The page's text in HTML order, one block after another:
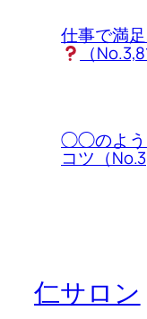
仕事で満
（
◯◯のよう
コツ（
仁サロン